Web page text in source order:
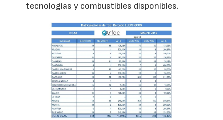
tecnologías y combustibles disponibles.